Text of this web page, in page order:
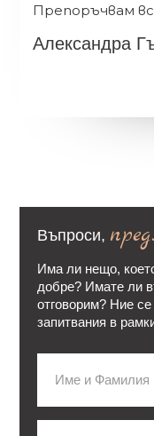
Препоръчвам
Александра
Въпроси,
Има ли нещо,
добре? Имате ли
отговорим? Ние
запитвания в